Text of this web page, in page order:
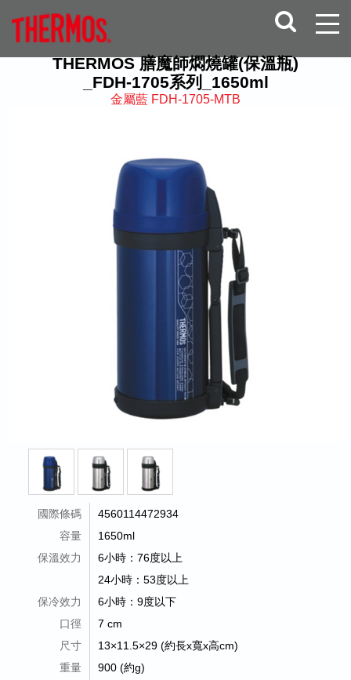
THERMOS 膳魔師燜燒罐(保溫瓶)
_FDH-1705系列_1650ml
金屬藍 FDH-1705-MTB
國際條碼
4560114472934
容量
1650ml
保溫效力
6小時：76度以上
24小時：53度以上
保冷效力
6小時：9度以下
口徑
7 cm
尺寸
13×11.5×29 (約長x寬x高cm)
重量
900 (約g)